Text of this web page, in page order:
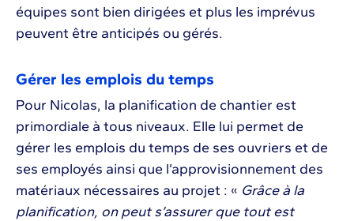
équipes sont bien dirigées et plus les imprévus
peuvent être anticipés ou gérés.
Gérer les emplois du temps
Pour Nicolas, la planification de chantier est
primordiale à tous niveaux. Elle lui permet de
gérer les emplois du temps de ses ouvriers et de
ses employés ainsi que l’approvisionnement des
matériaux nécessaires au projet : « Grâce à la
planification, on peut s’assurer que tout est